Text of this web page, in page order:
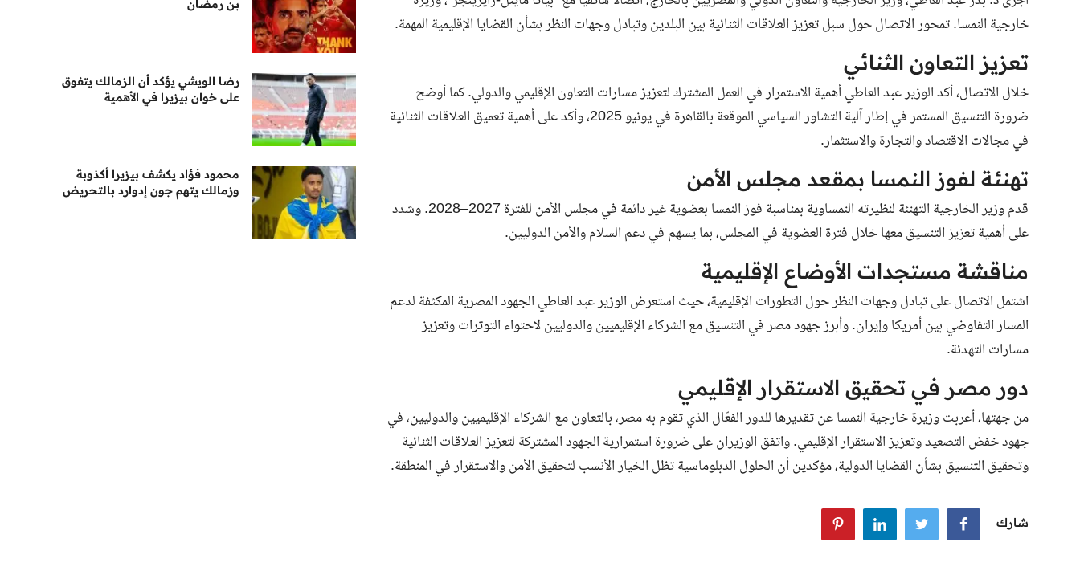
خارجية النمسا. تمحور الاتصال حول سبل تعزيز العلاقات الثنائية بين البلدين وتبادل وجهات النظر بشأن القضايا الإقليمية المهمة.
تعزيز التعاون الثنائي
خلال الاتصال، أكد الوزير عبد العاطي أهمية الاستمرار في العمل المشترك لتعزيز مسارات التعاون الإقليمي والدولي. كما أوضح
ضرورة التنسيق المستمر في إطار آلية التشاور السياسي الموقعة بالقاهرة في يونيو 2025، وأكد على أهمية تعميق العلاقات الثنائية
في مجالات الاقتصاد والتجارة والاستثمار.
تهنئة لفوز النمسا بمقعد مجلس الأمن
قدم وزير الخارجية التهنئة لنظيرته النمساوية بمناسبة فوز النمسا بعضوية غير دائمة في مجلس الأمن للفترة 2027–2028. وشدد
على أهمية تعزيز التنسيق معها خلال فترة العضوية في المجلس، بما يسهم في دعم السلام والأمن الدوليين.
مناقشة مستجدات الأوضاع الإقليمية
اشتمل الاتصال على تبادل وجهات النظر حول التطورات الإقليمية، حيث استعرض الوزير عبد العاطي الجهود المصرية المكثفة لدعم
المسار التفاوضي بين أمريكا وإيران. وأبرز جهود مصر في التنسيق مع الشركاء الإقليميين والدوليين لاحتواء التوترات وتعزيز
مسارات التهدئة.
دور مصر في تحقيق الاستقرار الإقليمي
من جهتها، أعربت وزيرة خارجية النمسا عن تقديرها للدور الفعّال الذي تقوم به مصر، بالتعاون مع الشركاء الإقليميين والدوليين، في
جهود خفض التصعيد وتعزيز الاستقرار الإقليمي. واتفق الوزيران على ضرورة استمرارية الجهود المشتركة لتعزيز العلاقات الثنائية
وتحقيق التنسيق بشأن القضايا الدولية، مؤكدين أن الحلول الدبلوماسية تظل الخيار الأنسب لتحقيق الأمن والاستقرار في المنطقة.
شارك
بن رمضان
رضا الويشي يؤكد أن الزمالك يتفوق
على خوان بيزيرا في الأهمية
محمود فؤاد يكشف بيزيرا أكذوبة
وزمالك يتهم جون إدوارد بالتحريض